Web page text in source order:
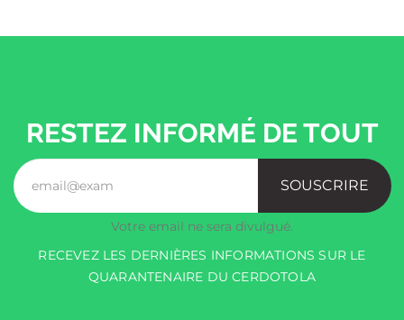
RESTEZ INFORMÉ DE TOUT
SOUSCRIRE
Votre email ne sera divulgué.
RECEVEZ LES DERNIÈRES INFORMATIONS SUR LE
QUARANTENAIRE DU CERDOTOLA